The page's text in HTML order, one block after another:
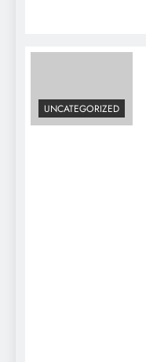
UNCATEGORIZED